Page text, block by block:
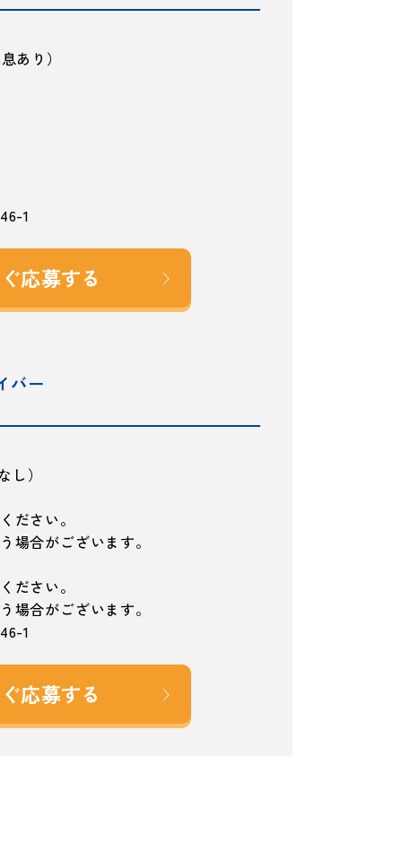
あり）
1
応募する
バー
）
ださい。
場合がございます。
ださい。
場合がございます。
1
応募する